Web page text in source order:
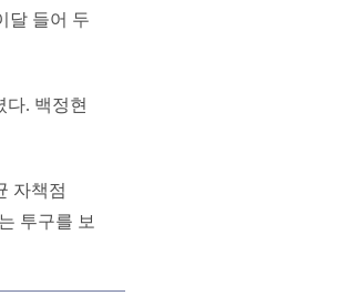
달 들어 두
다. 백정현
자책점
투구를 보